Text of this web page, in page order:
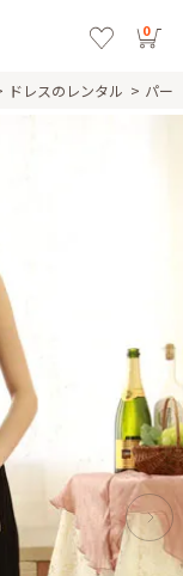
0
ドレスのレンタル パー